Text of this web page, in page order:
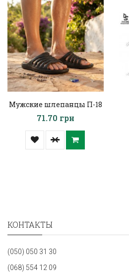
Мужские шлепанцы П-18
71.70 грн
КОНТАКТЫ
(050) 050 31 30
(068) 554 12 09